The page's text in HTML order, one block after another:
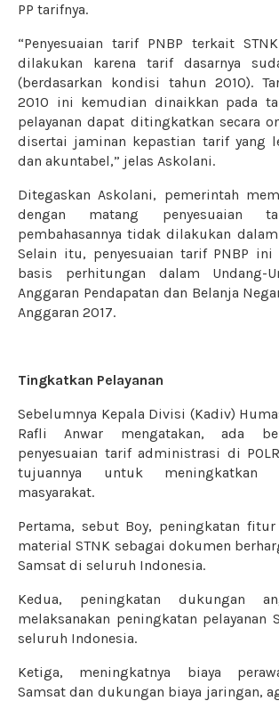
PP tarifnya.
“Penyesuaian tarif PNBP terkait
dilakukan karena tarif dasarnya
(berdasarkan kondisi tahun 2010).
2010 ini kemudian dinaikkan pada
pelayanan dapat ditingkatkan secara
disertai jaminan kepastian tarif yang
dan akuntabel,” jelas Askolani.
Ditegaskan Askolani, pemerintah
dengan matang
pembahasannya tidak dilakukan
Selain itu, penyesuaian tarif PNBP
basis perhitungan dalam Undang-
Anggaran Pendapatan dan Belanja
Anggaran 2017.
Tingkatkan Pelayanan
Sebelumnya Kepala Divisi (Kadiv)
Rafli Anwar mengatakan, ada
penyesuaian tarif administrasi di
tujuannya untuk meningkatkan
masyarakat.
Pertama, sebut Boy, peningkatan fitur
material STNK sebagai dokumen
Samsat di seluruh Indonesia.
Kedua, peningkatan dukungan
melaksanakan peningkatan pelayanan
seluruh Indonesia.
Ketiga, meningkatnya biaya
Samsat dan dukungan biaya jaringan,